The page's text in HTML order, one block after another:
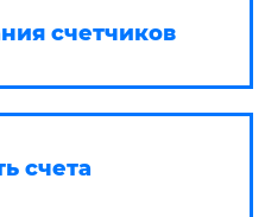
счетчиков
счета